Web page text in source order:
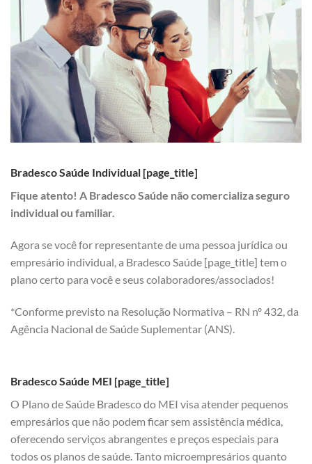
Bradesco Saúde Individual [page_title]
Fique atento! A Bradesco Saúde não comercializa seguro
individual ou familiar.
Agora se você for representante de uma pessoa jurídica ou
empresário individual, a Bradesco Saúde [page_title] tem o
plano certo para você e seus colaboradores/associados!
*Conforme previsto na Resolução Normativa – RN nº 432, da
Agência Nacional de Saúde Suplementar (ANS).
Bradesco Saúde MEI [page_title]
O Plano de Saúde Bradesco do MEI visa atender pequenos
empresários que não podem ficar sem assistência médica,
oferecendo serviços abrangentes e preços especiais para
todos os planos de saúde. Tanto microempresários quanto